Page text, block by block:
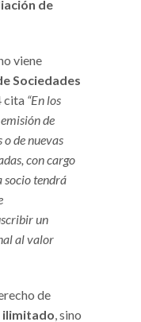
de
viene
Sociedades
cita “En los
de
de nuevas
con cargo
socio tendrá
un
al valor
de
ilimitado, sino